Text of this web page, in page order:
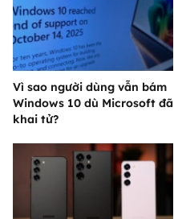
Vì sao người dùng vẫn bám
Windows 10 dù Microsoft đã
khai tử?